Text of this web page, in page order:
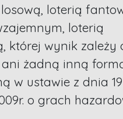
loterią
loterią
której wynik zależy
żadną inną
w ustawie z dnia 19
o grach